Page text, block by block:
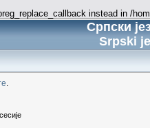
instead in /
Српски
Srpski